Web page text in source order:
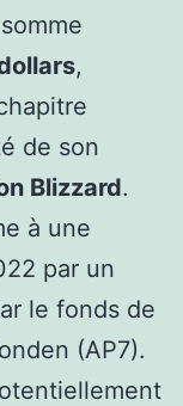
,
de son
Blizzard.
à une
par un
le fonds de
(AP7).